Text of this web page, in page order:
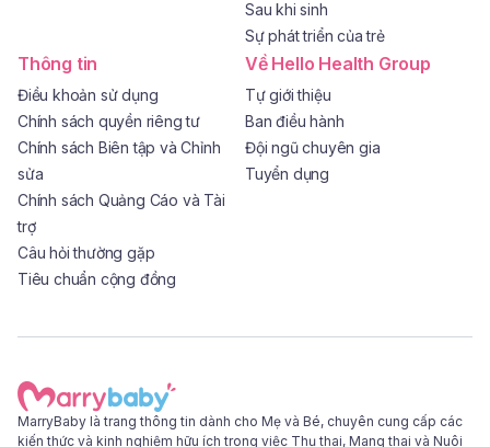
Sau khi sinh
Sự phát triển của trẻ
Thông tin
Điều khoản sử dụng
Chính sách quyền riêng tư
Chính sách Biên tập và Chỉnh
sửa
Chính sách Quảng Cáo và Tài
trợ
Câu hỏi thường gặp
Tiêu chuẩn cộng đồng
Về Hello Health Group
Tự giới thiệu
Ban điều hành
Đội ngũ chuyên gia
Tuyển dụng
MarryBaby là trang thông tin dành cho Mẹ và Bé, chuyên cung cấp các
kiến thức và kinh nghiệm hữu ích trong việc Thụ thai, Mang thai và Nuôi